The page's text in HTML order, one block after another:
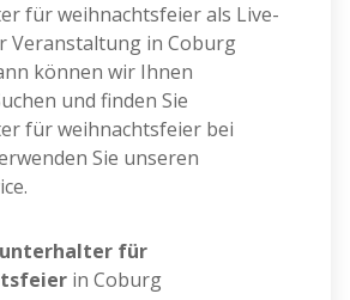
für weihnachtsfeier als Live-
Veranstaltung in Coburg
können wir Ihnen
und finden Sie
für weihnachtsfeier bei
Sie unseren
für
in Coburg